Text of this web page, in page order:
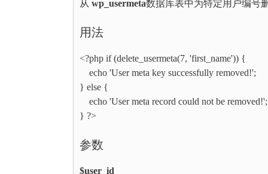
从 wp_usermeta数据库表中为特定用户编号
用法
<?php if (delete_usermeta(7, 'first_name')) {
echo 'User meta key successfully removed!';
} else {
echo 'User meta record could not be removed!';
} ?>
参数
$user_id